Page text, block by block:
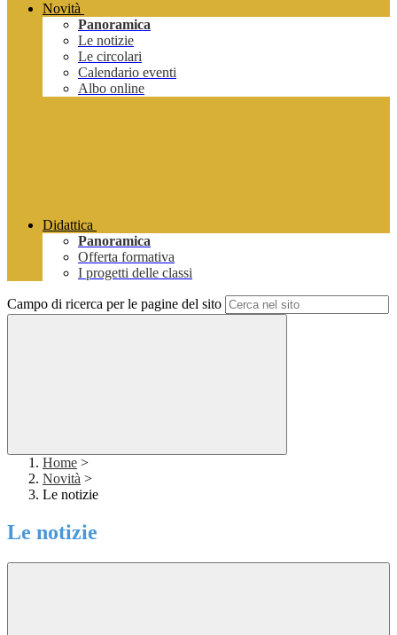
Novità
Panoramica
Le notizie
Le circolari
Calendario eventi
Albo online
Didattica
Panoramica
Offerta formativa
I progetti delle classi
Campo di ricerca per le pagine del sito
Home >
Novità >
Le notizie
Le notizie